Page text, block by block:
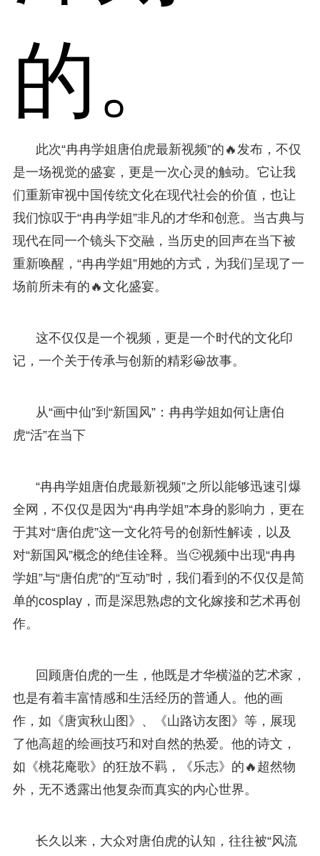
的。
此次“冉冉学姐唐伯虎最新视频”的🔥发布，不仅
是一场视觉的盛宴，更是一次心灵的触动。它让我
们重新审视中国传统文化在现代社会的价值，也让
我们惊叹于“冉冉学姐”非凡的才华和创意。当古典与
现代在同一个镜头下交融，当历史的回声在当下被
重新唤醒，“冉冉学姐”用她的方式，为我们呈现了一
场前所未有的🔥文化盛宴。
这不仅仅是一个视频，更是一个时代的文化印
记，一个关于传承与创新的精彩😀故事。
从“画中仙”到“新国风”：冉冉学姐如何让唐伯
虎“活”在当下
“冉冉学姐唐伯虎最新视频”之所以能够迅速引爆
全网，不仅仅是因为“冉冉学姐”本身的影响力，更在
于其对“唐伯虎”这一文化符号的创新性解读，以及
对“新国风”概念的绝佳诠释。当🙂视频中出现“冉冉
学姐”与“唐伯虎”的“互动”时，我们看到的不仅仅是简
单的cosplay，而是深思熟虑的文化嫁接和艺术再创
作。
回顾唐伯虎的一生，他既是才华横溢的艺术家，
也是有着丰富情感和生活经历的普通人。他的画
作，如《唐寅秋山图》、《山路访友图》等，展现
了他高超的绘画技巧和对自然的热爱。他的诗文，
如《桃花庵歌》的狂放不羁，《乐志》的🔥超然物
外，无不透露出他复杂而真实的内心世界。
长久以来，大众对唐伯虎的认知，往往被“风流